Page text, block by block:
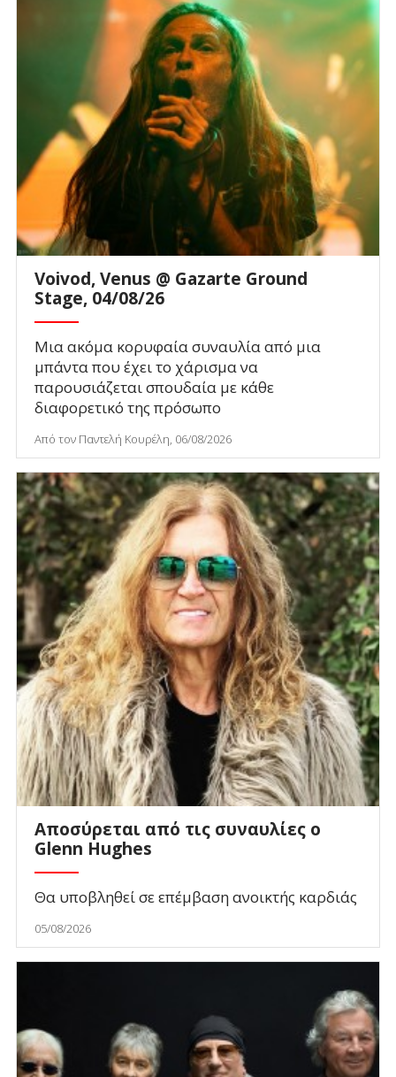
Voivod, Venus @ Gazarte Ground
Stage, 04/08/26
Μια ακόμα κορυφαία συναυλία από μια
μπάντα που έχει το χάρισμα να
παρουσιάζεται σπουδαία με κάθε
διαφορετικό της πρόσωπο
Από τον Παντελή Κουρέλη, 06/08/2026
Αποσύρεται από τις συναυλίες ο
Glenn Hughes
Θα υποβληθεί σε επέμβαση ανοικτής καρδιάς
05/08/2026